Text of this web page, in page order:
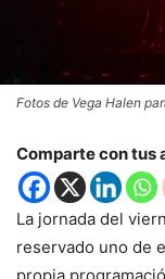
Fotos de Vega Halen
Comparte con tus
La jornada del
reservado uno de